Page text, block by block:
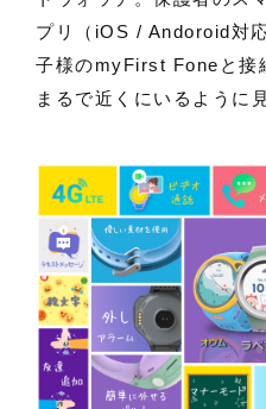
プリ（iOS / Andoroid対
子様のmyFirst Foneと接
まるで近くにいるように